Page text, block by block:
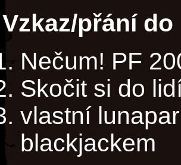
Vzkaz/přání do
Nečum! PF
Skočit si do
vlastní
blackjackem